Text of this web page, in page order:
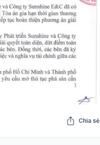
Chia sẻ